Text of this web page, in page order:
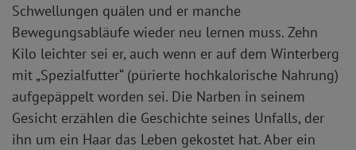
Schwellungen quälen und er manche
Bewegungsabläufe wieder neu lernen muss. Zehn
Kilo leichter sei er, auch wenn er auf dem Winterberg
mit „Spezialfutter“ (pürierte hochkalorische Nahrung)
aufgepäppelt worden sei. Die Narben in seinem
Gesicht erzählen die Geschichte seines Unfalls, der
ihn um ein Haar das Leben gekostet hat. Aber ein